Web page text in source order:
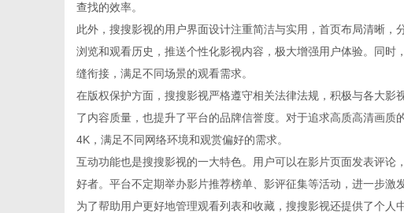
查找的效率。
此外，搜搜影视的用户界面设计注重简洁与实用，首页布局清晰
浏览和观看历史，推送个性化影视内容，极大增强用户体验。同
缝衔接，满足不同场景的观看需求。
在版权保护方面，搜搜影视严格遵守相关法律法规，积极与各大
了内容质量，也提升了平台的品牌信誉度。对于追求高质高清画
4K，满足不同网络环境和观赏偏好的需求。
互动功能也是搜搜影视的一大特色。用户可以在影片页面发表评
好者。平台不定期举办影片推荐榜单、影评征集等活动，进一步激
为了帮助用户更好地管理观看列表和收藏，搜搜影视还提供了个